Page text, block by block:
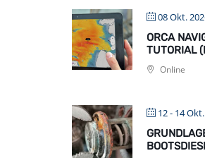
08 Okt.
ORCA
TUTORIAL
Online
12 - 14